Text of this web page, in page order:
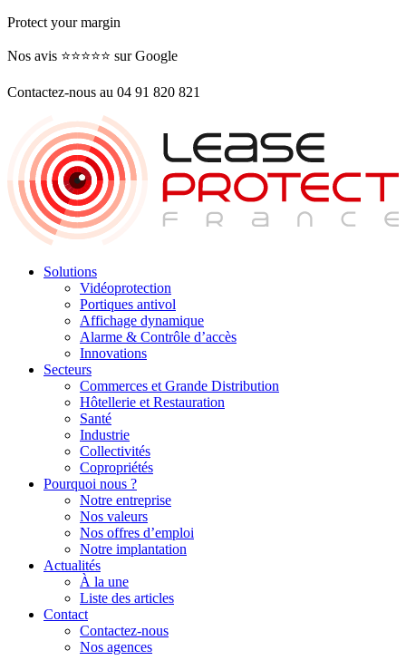
Protect your margin
Nos avis ⭐️⭐️⭐️⭐️⭐️ sur Google
Contactez-nous au 04 91 820 821
Solutions
Vidéoprotection
Portiques antivol
Affichage dynamique
Alarme & Contrôle d’accès
Innovations
Secteurs
Commerces et Grande Distribution
Hôtellerie et Restauration
Santé
Industrie
Collectivités
Copropriétés
Pourquoi nous ?
Notre entreprise
Nos valeurs
Nos offres d’emploi
Notre implantation
Actualités
À la une
Liste des articles
Contact
Contactez-nous
Nos agences